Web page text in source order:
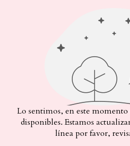
Lo sentimos, en este
disponibles. Estamos
línea por favor,